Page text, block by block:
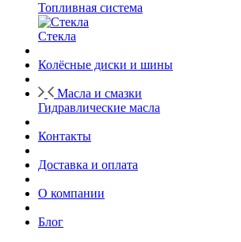
Топливная система
Стекла
Колёсные диски и шины
Масла и смазки
Гидравлические масла
Контакты
Доставка и оплата
О компании
Блог